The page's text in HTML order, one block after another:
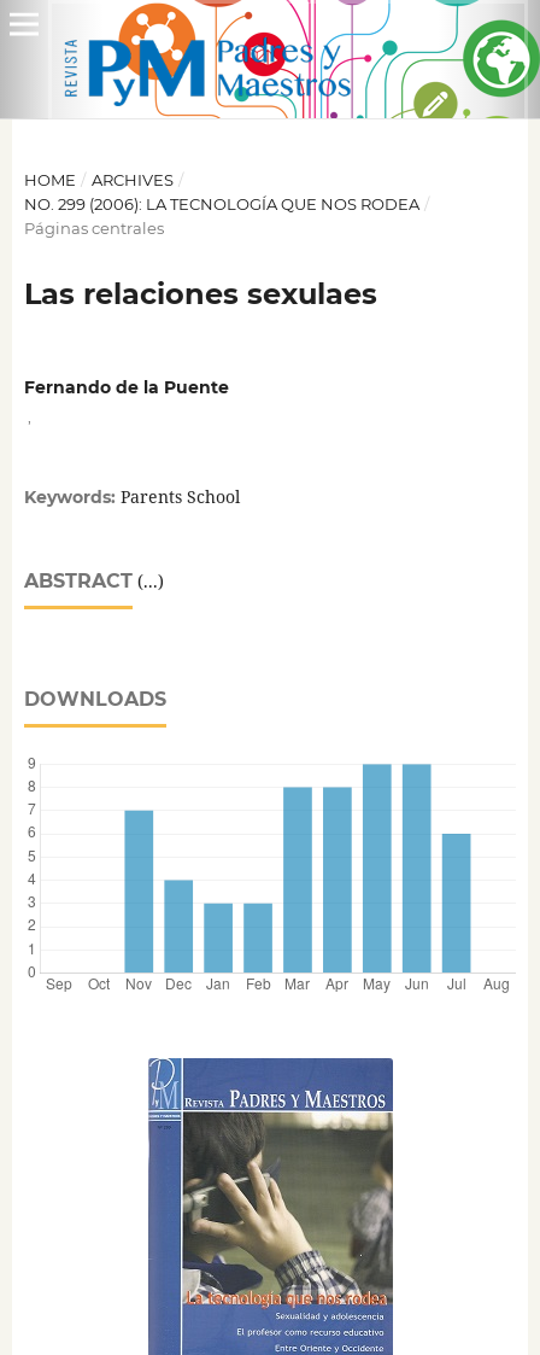
HOME / ARCHIVES /
NO. 299 (2006): LA TECNOLOGÍA QUE NOS RODEA /
Páginas centrales
Las relaciones sexulaes
Fernando de la Puente
Keywords: Parents School
ABSTRACT(...)
DOWNLOADS